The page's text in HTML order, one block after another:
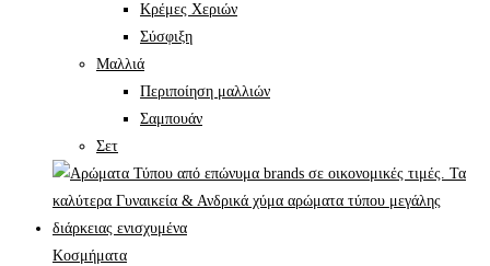
Κρέμες Χεριών
Σύσφιξη
Mαλλιά
Περιποίηση μαλλιών
Σαμπουάν
Σετ
Κοσμήματα